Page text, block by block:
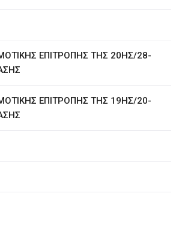
ΕΠΙΤΡΟΠΗΣ ΤΗΣ 20ΗΣ/28-
ΕΠΙΤΡΟΠΗΣ ΤΗΣ 19ΗΣ/20-